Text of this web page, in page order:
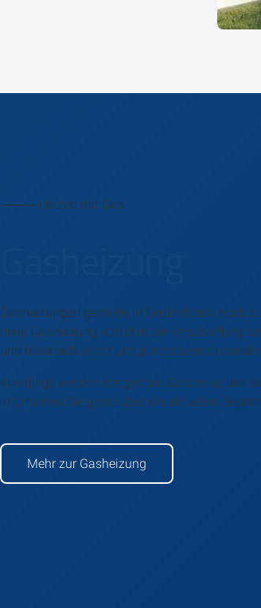
⸻ Heizen mit Gas
Gasheizungen gehören in Deutschland noch
neue Gasheizung kostet in der Anschaffung
und lässt sich leicht und platzsparend überall
Allerdings werden steigenden Gaspreise und
informieren Sie gerne über die aktuellen
Mehr zur Gasheizung